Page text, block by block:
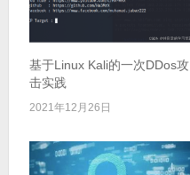
基于Linux Kali的一次DDos攻
击实践
2021年12月26日